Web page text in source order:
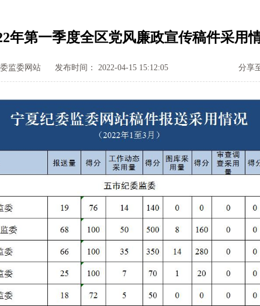
年第一季度全区党风廉政宣传稿件采用
监委网站 发布时间： 2022-04-15 15:12:05 分享